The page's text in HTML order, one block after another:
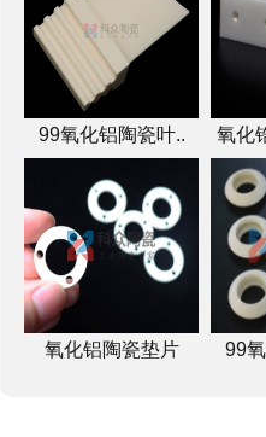
99氧化铝陶瓷叶.. 氧化
氧化铝陶瓷垫片 99